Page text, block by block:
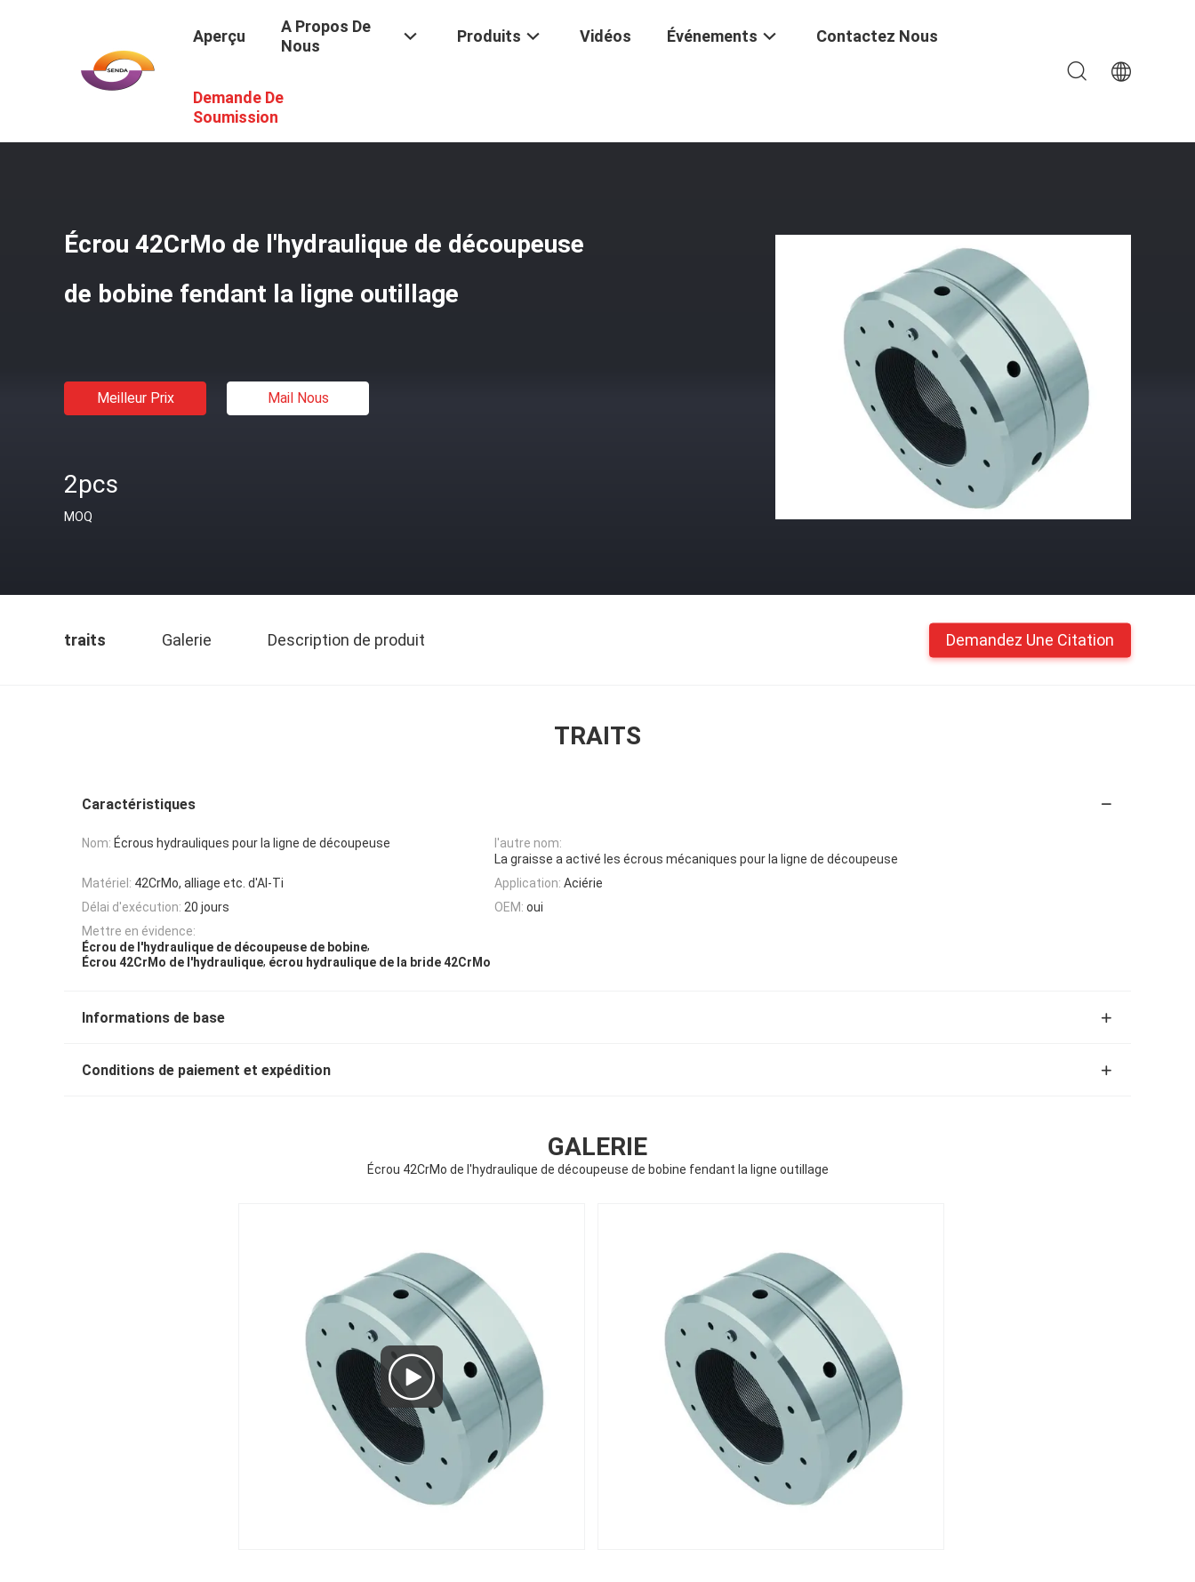
Aperçu
A Propos De
Nous
Produits Vidéos Événements Contactez Nous
Demande De
Soumission
Écrous Hydrauliques
Écrou 42CrMo de l'hydraulique de découpeuse
de bobine fendant la ligne outillage
Meilleur Prix Mail Nous
2pcs
MOQ
traits Galerie Description de produit Demandez Une Citation
TRAITS
Caractéristiques
Nom: Écrous hydrauliques pour la ligne de découpeuse
l'autre nom:
La graisse a activé les écrous mécaniques pour la ligne de découpeuse
Matériel: 42CrMo, alliage etc. d'Al-Ti Application: Aciérie
Délai d'exécution: 20 jours OEM: oui
Mettre en évidence:
Écrou de l'hydraulique de découpeuse de bobine,
Écrou 42CrMo de l'hydraulique, écrou hydraulique de la bride 42CrMo
Informations de base
Conditions de paiement et expédition
GALERIE
Écrou 42CrMo de l'hydraulique de découpeuse de bobine fendant la ligne outillage